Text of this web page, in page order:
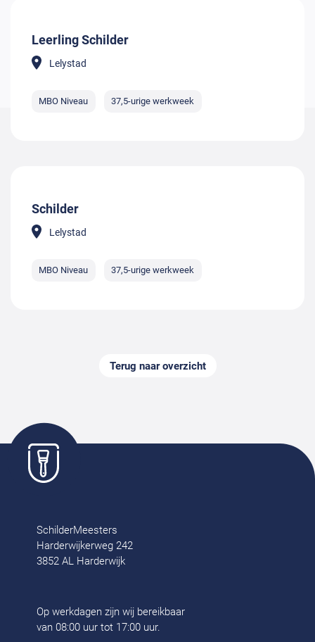
Leerling Schilder
Lelystad
MBO Niveau 37,5-urige werkweek
Schilder
Lelystad
MBO Niveau 37,5-urige werkweek
Terug naar overzicht
SchilderMeesters
Harderwijkerweg 242
3852 AL Harderwijk
Op werkdagen zijn wij bereikbaar
van 08:00 uur tot 17:00 uur.